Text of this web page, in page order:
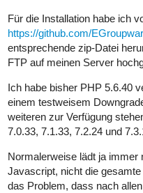
Für die Installation habe ich
https://github.com/
entsprechende zip-Datei
FTP auf meinen Server
Ich habe bisher PHP 5.6.40
einem testweisem
weiteren zur Verfügung
7.0.33, 7.1.33, 7.2.24 und
Normalerweise lädt ja immer
Javascript, nicht die
das Problem, dass nach